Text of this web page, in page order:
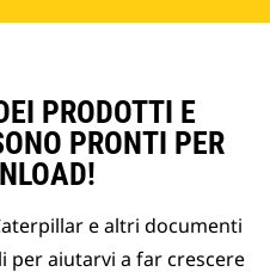
PRODOTTI E
PRONTI PER
e altri documenti
aiutarvi a far crescere